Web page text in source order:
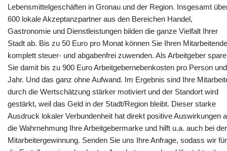
Lebensmittelgeschäften in Gronau und der Region. Insgesamt
600 lokale Akzeptanzpartner aus den Bereichen Handel,
Gastronomie und Dienstleistungen bilden die ganze Vielfalt Ihrer
Stadt ab. Bis zu 50 Euro pro Monat können Sie Ihren
komplett steuer- und abgabenfrei zuwenden. Als Arbeitgeber
Sie damit bis zu 900 Euro Arbeitgebernebenkosten pro Person und
Jahr. Und das ganz ohne Aufwand. Im Ergebnis sind Ihre
durch die Wertschätzung stärker motiviert und der Standort wird
gestärkt, weil das Geld in der Stadt/Region bleibt. Dieser starke
Ausdruck lokaler Verbundenheit hat direkt positive Auswirkungen
die Wahrnehmung Ihre Arbeitgebermarke und hilft u.a. auch bei der
Mitarbeitergewinnung. Senden Sie uns Ihre Anfrage, sodass wir für